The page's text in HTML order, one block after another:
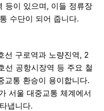
등이 있으며, 이들 정류장
수단이 되어 줍니다.
선 구로역과 노량진역, 2
선 공항시장역 등 주요 철
교통 환승이 용이합니다.
서울 대중교통 체계에서
냅니다.